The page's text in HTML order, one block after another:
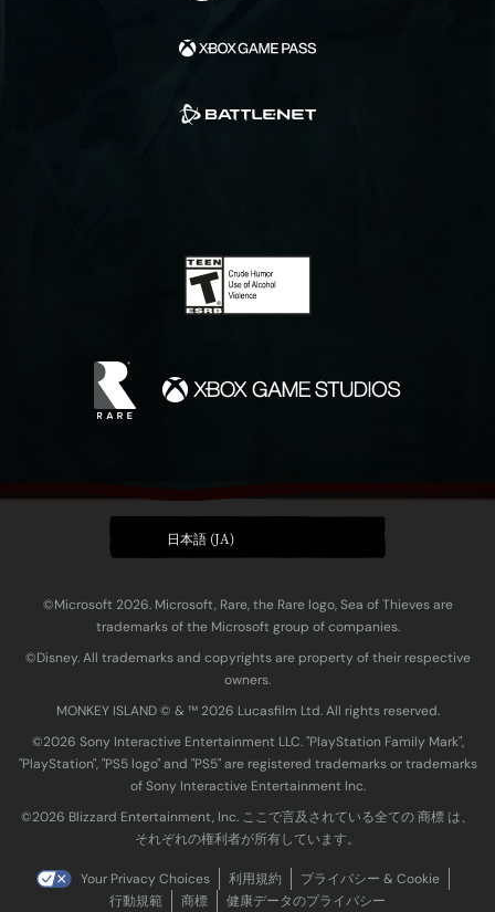
日本語 (JA)
©Microsoft 2026. Microsoft, Rare, the Rare logo, Sea of Thieves are
trademarks of the Microsoft group of companies.
©Disney. All trademarks and copyrights are property of their respective
owners.
MONKEY ISLAND © & ™ 20‍26 Lucasfilm Ltd. All rights reserved.
©2026 Sony Interactive Entertainment LLC. "PlayStation Family Mark",
"PlayStation", "PS5 logo" and "PS5" are registered trademarks or trademarks
of Sony Interactive Entertainment Inc.
©2026 Blizzard Entertainment, Inc. ここで言及されている全ての 商標 は、
それぞれの権利者が所有しています。
Your Privacy Choices 利用規約
プライバシー & Cookie
行動規範
商標 健康データのプライバシー